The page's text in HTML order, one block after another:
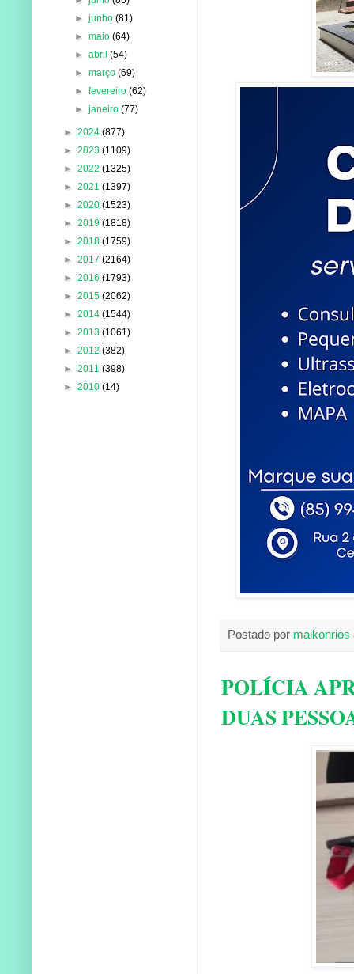
Postado por maikonrios
POLÍCIA
DUAS
►junho(81)
►maio(64)
►abril(54)
►março(69)
►fevereiro(62)
►janeiro(77)
► 2024 (877)
► 2023 (1109)
► 2022 (1325)
► 2021 (1397)
► 2020 (1523)
► 2019 (1818)
► 2018 (1759)
► 2017 (2164)
► 2016 (1793)
► 2015 (2062)
► 2014 (1544)
► 2013 (1061)
► 2012 (382)
► 2011 (398)
► 2010 (14)